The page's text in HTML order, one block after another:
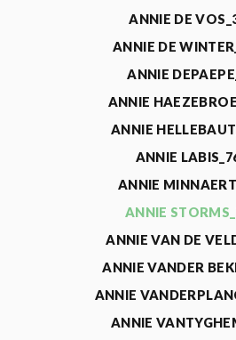
ANNIE DE
ANNIE DE
ANNIE
ANNIE
ANNIE
ANNIE
ANNIE
ANNIE
ANNIE VAN DE
ANNIE VANDER
ANNIE
ANNIE